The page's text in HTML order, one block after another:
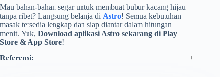
Mau bahan-bahan segar untuk membuat bubur kacang hijau
tanpa ribet? Langsung belanja di Astro! Semua kebutuhan
masak tersedia lengkap dan siap diantar dalam hitungan
menit. Yuk, Download aplikasi Astro sekarang di Play
Store & App Store!
Referensi: